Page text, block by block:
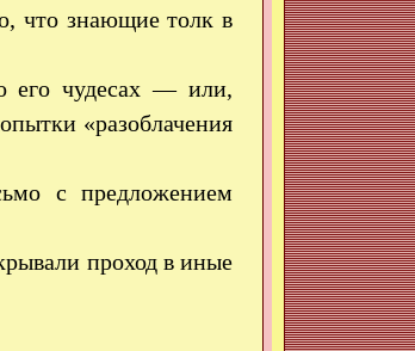
что знающие толк в
его чудесах — или,
«разоблачения
с предложением
проход в иные